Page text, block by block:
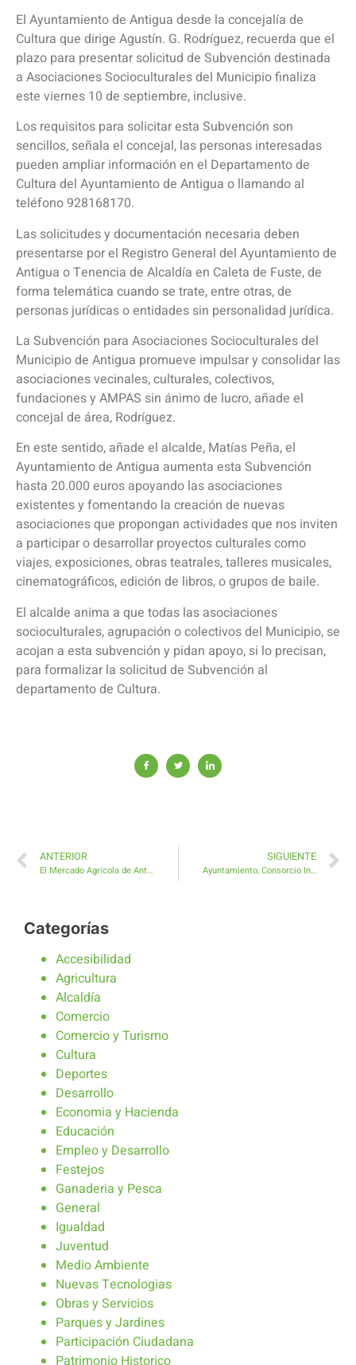
El Ayuntamiento de Antigua desde la concejalía de
Cultura que dirige Agustín. G. Rodríguez, recuerda que el
plazo para presentar solicitud de Subvención destinada
a Asociaciones Socioculturales del Municipio finaliza
este viernes 10 de septiembre, inclusive.
Los requisitos para solicitar esta Subvención son
sencillos, señala el concejal, las personas interesadas
pueden ampliar información en el Departamento de
Cultura del Ayuntamiento de Antigua o llamando al
teléfono 928168170.
Las solicitudes y documentación necesaria deben
presentarse por el Registro General del Ayuntamiento de
Antigua o Tenencia de Alcaldía en Caleta de Fuste, de
forma telemática cuando se trate, entre otras, de
personas jurídicas o entidades sin personalidad jurídica.
La Subvención para Asociaciones Socioculturales del
Municipio de Antigua promueve impulsar y consolidar las
asociaciones vecinales, culturales, colectivos,
fundaciones y AMPAS sin ánimo de lucro, añade el
concejal de área, Rodríguez.
En este sentido, añade el alcalde, Matías Peña, el
Ayuntamiento de Antigua aumenta esta Subvención
hasta 20.000 euros apoyando las asociaciones
existentes y fomentando la creación de nuevas
asociaciones que propongan actividades que nos inviten
a participar o desarrollar proyectos culturales como
viajes, exposiciones, obras teatrales, talleres musicales,
cinematográficos, edición de libros, o grupos de baile.
El alcalde anima a que todas las asociaciones
socioculturales, agrupación o colectivos del Municipio, se
acojan a esta subvención y pidan apoyo, si lo precisan,
para formalizar la solicitud de Subvención al
departamento de Cultura.
ANTERIOR
El Mercado Agrícola de Antigua impulsa las ventas de comercios y hostelería que rodean la plaza
SIGUIENTE
Ayuntamiento, Consorcio Insular de Aguas y Cabildo se reúnen para agilizar la resolución de expedientes
Categorías
Accesibilidad
Agricultura
Alcaldía
Comercio
Comercio y Turismo
Cultura
Deportes
Desarrollo
Economia y Hacienda
Educación
Empleo y Desarrollo
Festejos
Ganaderia y Pesca
General
Igualdad
Juventud
Medio Ambiente
Nuevas Tecnologias
Obras y Servicios
Parques y Jardines
Participación Ciudadana